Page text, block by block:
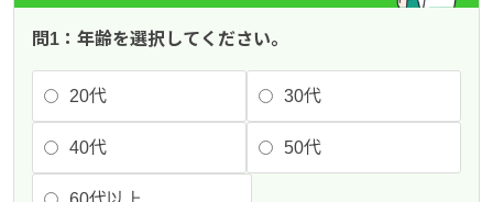
問1：年齢を選択してください。
20代 30代
40代 50代